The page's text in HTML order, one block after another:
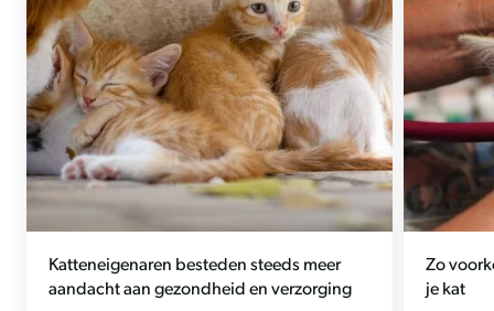
Katteneigenaren besteden steeds meer
aandacht aan gezondheid en verzorging
Zo
je kat